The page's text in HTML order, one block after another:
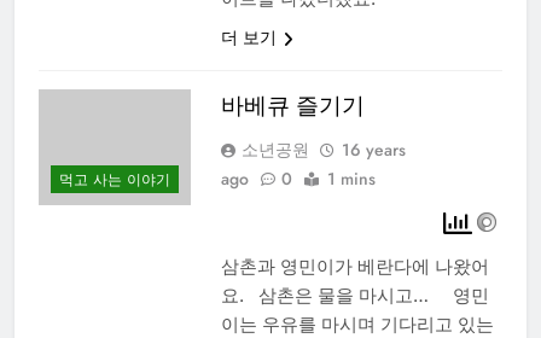
더 보기
먹고 사는 이야기
바베큐 즐기기
소년공원
16 years
ago
0 1 mins
삼촌과 영민이가 베란다에 나왔어
요. 삼촌은 물을 마시고… 영민
이는 우유를 마시며 기다리고 있는